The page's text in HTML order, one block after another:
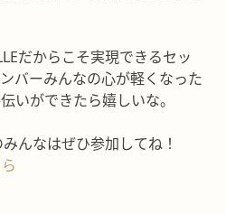
だからこそ実現できるセッ
バーみんなの心が軽くなった
いができたら嬉しいな。
んなはぜひ参加してね！